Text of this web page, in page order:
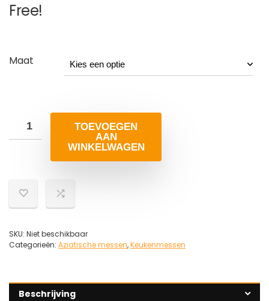
Free!
Maat
TOEVOEGEN
AAN
WINKELWAGEN
SKU: Niet beschikbaar
Categorieën: Aziatische messen,Keukenmessen
Beschrijving